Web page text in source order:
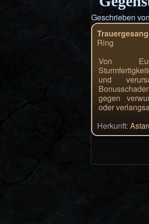
Geschrieben von
Ring
Von
und
gegen
oder
Herkunft: